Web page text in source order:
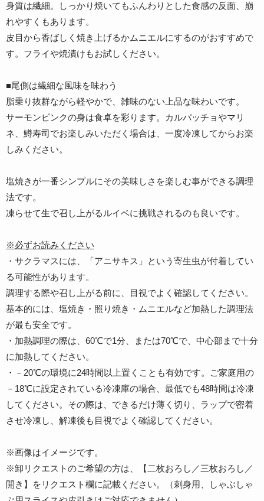
身質は繊細。しっかり焼いてもふんわりとした食感の反面、崩
れやすくもあります。
皮目から香ばしく焼き上げるかムニエルにするのがおすすめで
す。フライや焼漬けもお試しください。
■尾側は繊細な風味を味わう
脂乗り抜群ながら軽やかで、雑味のない上品な味わいです。
サーモンピンクの身は食卓を彩ります。カルパッチョやマリ
ネ、鱒寿司でお楽しみいただく場合は、一度冷凍してからお楽
しみください。
塩焼きが一番シンプルにその美味しさを楽しむ事ができる調理
法です。
凍らせて生で召し上がるルイベに挑戦されるのも良いです。
※必ずお読みください
・サクラマスには、「アニサキス」という寄生虫が付着してい
る可能性があります。
調理する際や召し上がる前に、目視でよく確認してください。
基本的には、塩焼き・照り焼き・ムニエルなど加熱した調理法
が最も安全です。
・加熱調理の際は、60℃で1分、または70℃で、中心部まで十分
に加熱してください。
・－20℃の環境に24時間以上置くことも有効です。ご家庭用の
－18℃に設定されている冷凍庫の場合、最低でも48時間は冷凍
してください。その際は、できるだけ薄く切り、ラップで密着
させ冷凍し、解凍後も目視でよく確認してください。
※画像はイメージです。
※卸リクエストのご希望の方は、【二枚おろし／三枚おろし／
開き】をリクエスト欄に記載ください。（刺身用、しゃぶしゃ